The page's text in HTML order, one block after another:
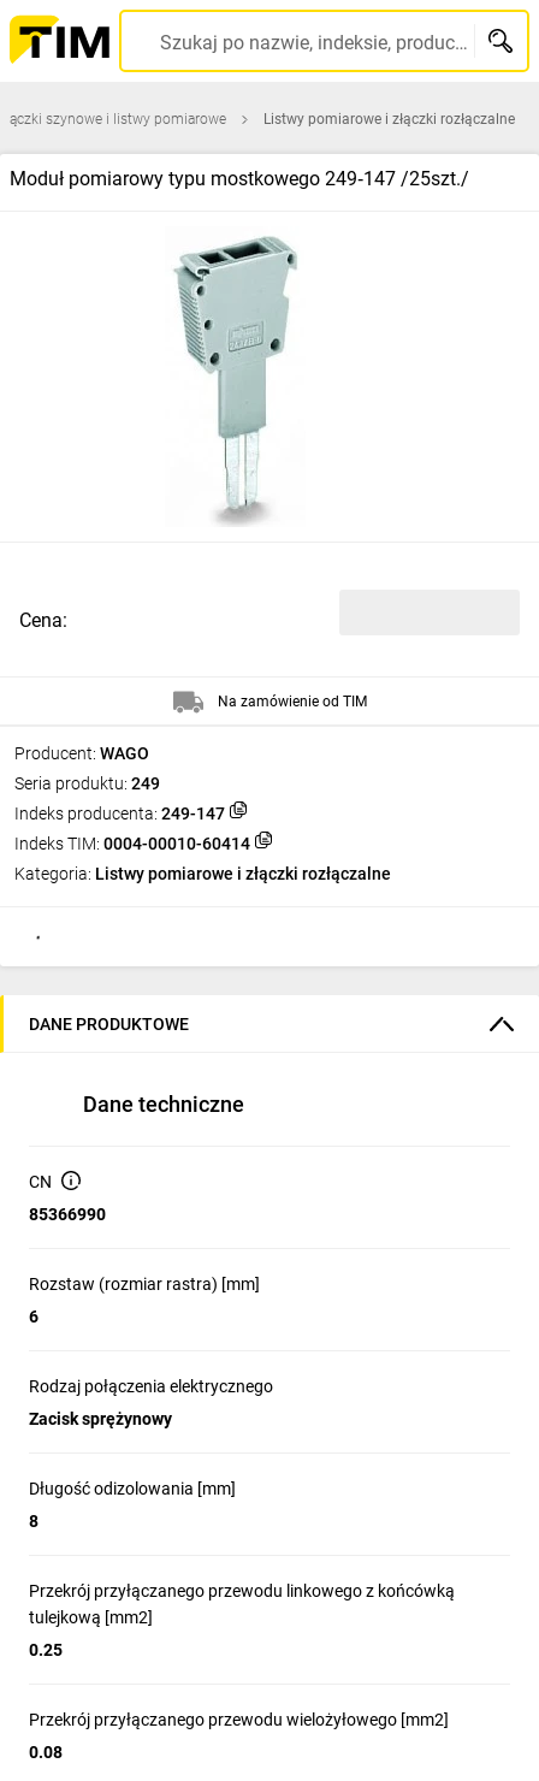
Szukaj po nazwie, indeksie, producencie, kodzie kreskowym...
szynowe i listwy pomiarowe Listwy pomiarowe i złączki rozłączalne
Moduł pomiarowy typu mostkowego 249‑147 /25szt./
Producent: WAGO
Seria produktu: 249
Indeks producenta: 249-147
Indeks TIM: 0004-00010-60414
Kategoria: Listwy pomiarowe i złączki rozłączalne
Cena:
Na zamówienie od TIM
DANE PRODUKTOWE
Dane techniczne
CN
85366990
Rozstaw (rozmiar rastra) [mm]
6
Rodzaj połączenia elektrycznego
Zacisk sprężynowy
Długość odizolowania [mm]
8
Przekrój przyłączanego przewodu linkowego z końcówką
tulejkową [mm2]
0.25
Przekrój przyłączanego przewodu wielożyłowego [mm2]
0.08